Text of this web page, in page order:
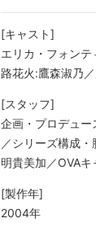
[キャスト]
エリカ・フォン
路花火:鷹森淑乃
[スタッフ]
企画・プロデュー
／シリーズ構成
明貴美加／OVA
[製作年]
2004年